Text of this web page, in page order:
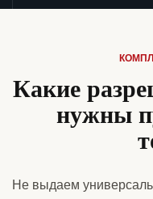
Какие
нужны
Не выдаем